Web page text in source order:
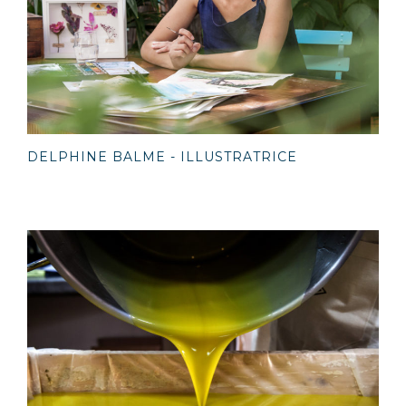
DELPHINE BALME - ILLUSTRATRICE